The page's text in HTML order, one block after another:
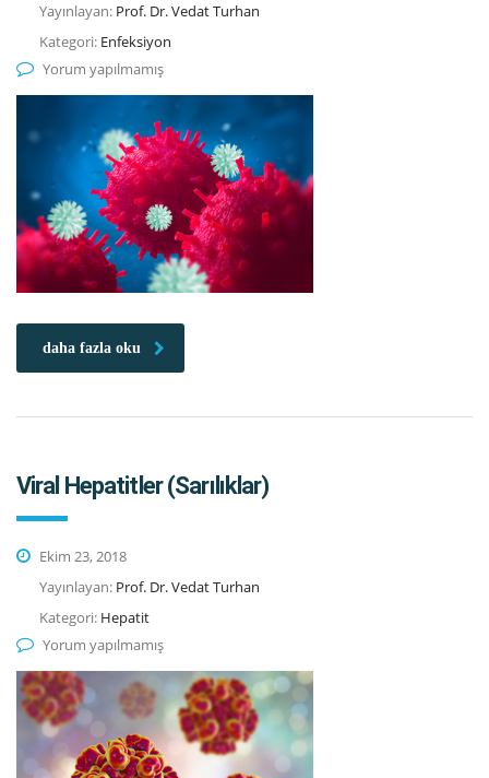
Yayınlayan: Prof. Dr. Vedat Turhan
Kategori: Enfeksiyon
Yorum yapılmamış
daha fazla oku
Viral Hepatitler (Sarılıklar)
Ekim 23, 2018
Yayınlayan: Prof. Dr. Vedat Turhan
Kategori: Hepatit
Yorum yapılmamış